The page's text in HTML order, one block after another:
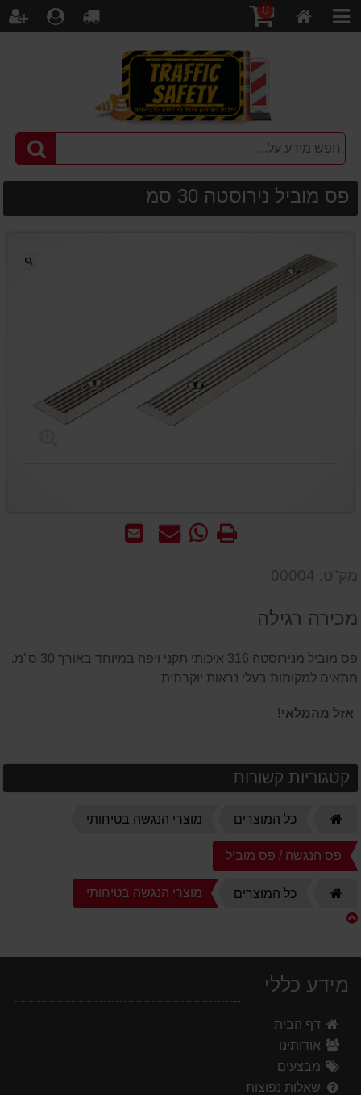
קטגוריות
קניות
0
לקופה
פס מוביל נירוסטה 30 סמ
שלח
שאל WhatsApp
מק"ט: 00004
מכירה רגילה
פס מוביל מנירוסטה 316 איכותי תקני ויפה במיוחד באורך 30 ס"מ.
מתאים למקומות בעלי נראות יוקרתית.
אזל מהמלאי!
קטגוריות קשורות
כל המוצרים מוצרי הנגשה בטיחותי
פס הנגשה / פס מוביל
כל המוצרים מוצרי הנגשה בטיחותי
מידע כללי
דף הבית
אודותינו
מבצעים
שאלות נפוצות